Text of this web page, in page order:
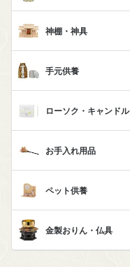
神棚・神具
手元供養
ローソク・キャンドル
お手入れ用品
ペット供養
金製おりん・仏具